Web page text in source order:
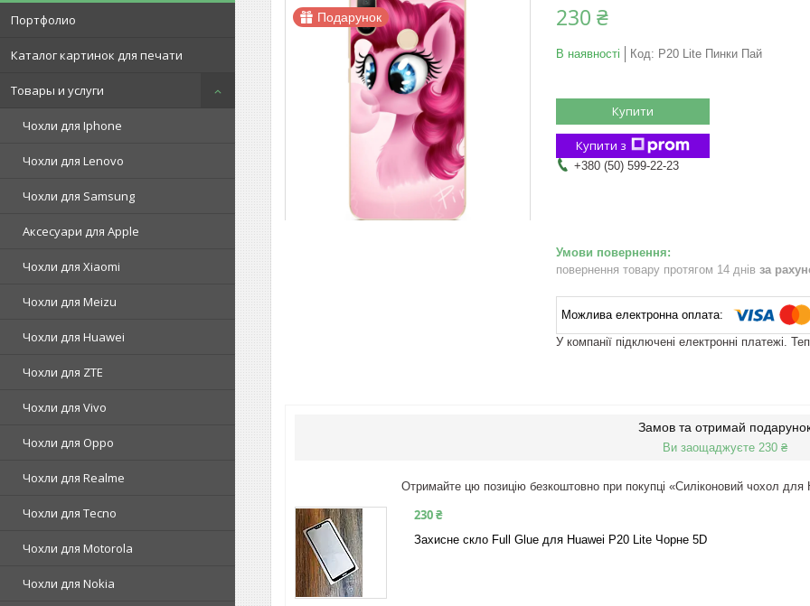
Портфолио
Каталог картинок для печати
Товары и услуги
Чохли для Iphone
Чохли для Lenovo
Чохли для Samsung
Аксесуари для Apple
Чохли для Xiaomi
Чохли для Meizu
Чохли для Huawei
Чохли для ZTE
Чохли для Vivo
Чохли для Oppo
Чохли для Realme
Чохли для Tecno
Чохли для Motorola
Чохли для Nokia
Подарунок 230 ₴
В наявності Код: P20 Lite Пинки Пай
Купити
Купити з
+380 (50) 599-22-23
повернення товару протягом 14 днів за
У компанії підключені електронні платежі.
Замов та отримай
Ви заощаджуєте 230 ₴
Отримайте цю позицію безкоштовно при покупці «Силіконовий чохол
230 ₴
Захисне скло Full Glue для Huawei P20 Lite Чорне 5D